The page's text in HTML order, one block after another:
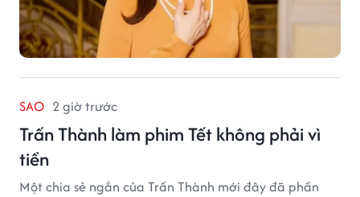
SAO 2 giờ trước
Trấn Thành làm phim Tết không phải vì
tiền
Một chia sẻ ngắn của Trấn Thành mới đây đã phần